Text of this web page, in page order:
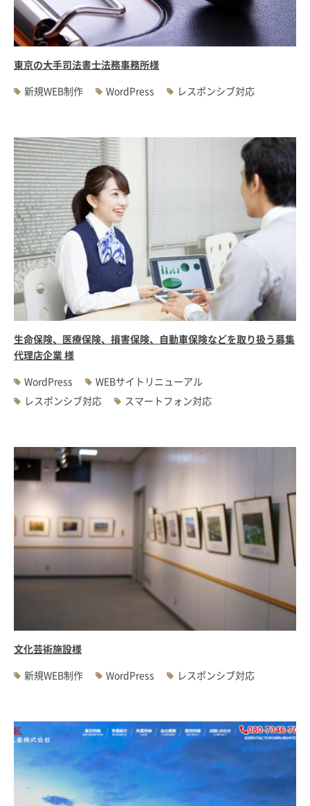
東京の大手司法書士法務事務所様
新規WEB制作
WordPress レスポンシブ対応
生命保険、医療保険、損害保険、自動車保険などを取り扱う募集
代理店企業 様
WordPress
WEBサイトリニューアル
レスポンシブ対応
スマートフォン対応
文化芸術施設様
新規WEB制作
WordPress レスポンシブ対応